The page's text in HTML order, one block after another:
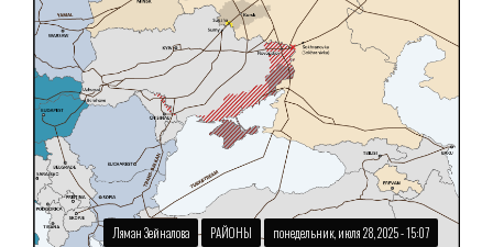
Ляман Зейналова РАЙОНЫ понедельник, июля 28, 2025 - 15:07